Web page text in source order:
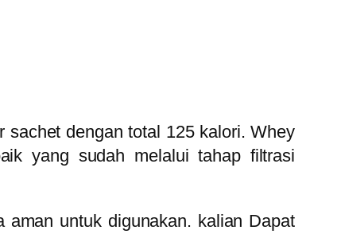
sachet dengan total 125 kalori. Whey
yang sudah melalui tahap filtrasi
aman untuk digunakan. kalian Dapat